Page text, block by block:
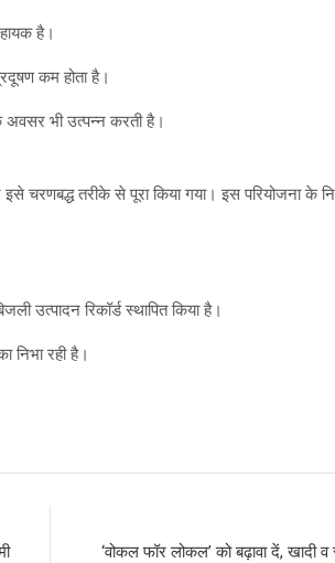
है।
कम होता है।
अवसर भी उत्पन्न करती है।
चरणबद्ध तरीके से पूरा किया गया। इस परियोजना के
उत्पादन रिकॉर्ड स्थापित किया है।
निभा रही है।
‘वोकल फॉर लोकल’ को बढ़ावा दें, खादी